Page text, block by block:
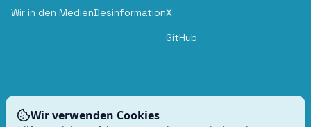
Wir verwenden Cookies
Wir in den MedienDesinformationX
GitHub